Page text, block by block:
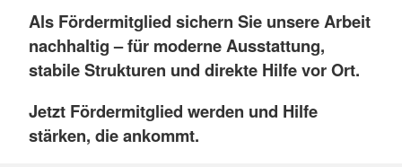
Als Fördermitglied sichern Sie unsere Arbeit
nachhaltig – für moderne Ausstattung,
stabile Strukturen und direkte Hilfe vor Ort.
Jetzt Fördermitglied werden und Hilfe
stärken, die ankommt.